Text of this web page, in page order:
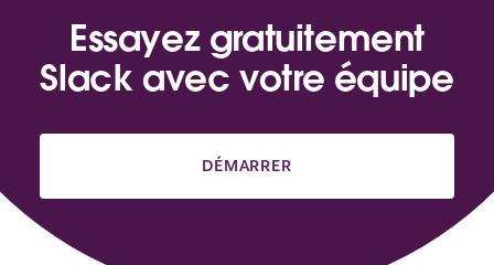
Essayez gratuitement
Slack avec votre équipe
DÉMARRER